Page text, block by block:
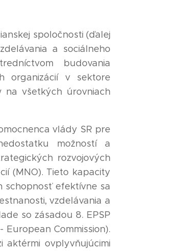
spoločnosti (ďalej
a sociálneho
budovania
organizácií v sektore
na všetkých úrovniach
vlády SR pre
možností a
rozvojových
(MNO). Tieto kapacity
schopnosť efektívne sa
vzdelávania a
so zásadou 8. EPSP
Commission).
ovplyvňujúcimi